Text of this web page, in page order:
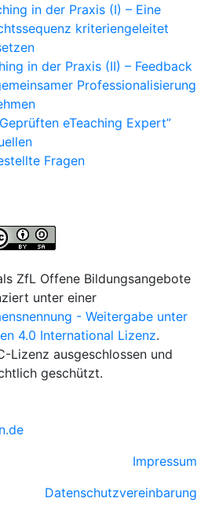
in der Praxis (I) – Eine
kriteriengeleitet
in der Praxis (II) – Feedback
Professionalisierung
eTeaching Expert”
Fragen
ZfL Offene Bildungsangebote
unter einer
- Weitergabe unter
4.0 International Lizenz.
Lizenz ausgeschlossen und
geschützt.
Impressum
Datenschutzvereinbarung